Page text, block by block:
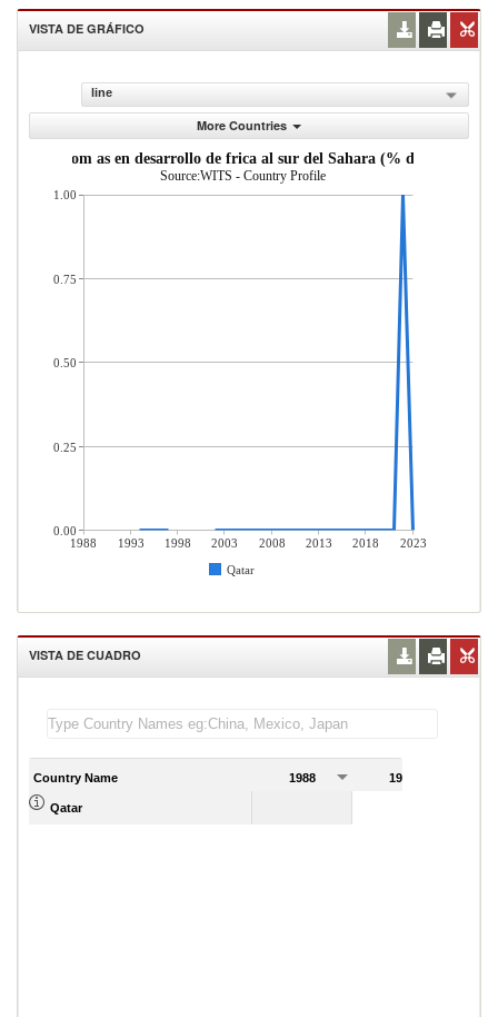
VISTA DE GRÁFICO
line
More Countries
Mercader as importadas desde econom as en desarrollo de frica al sur del
Source:WITS - Country Profile
1988 1993 1998 2003 2008 2013 2018
2023
Qatar
1.00
0.75
0.50
0.25
0.00
VISTA DE CUADRO
Country Name 1988 1989
Qatar